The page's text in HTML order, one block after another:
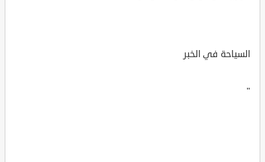
السياحة في الخبر
"